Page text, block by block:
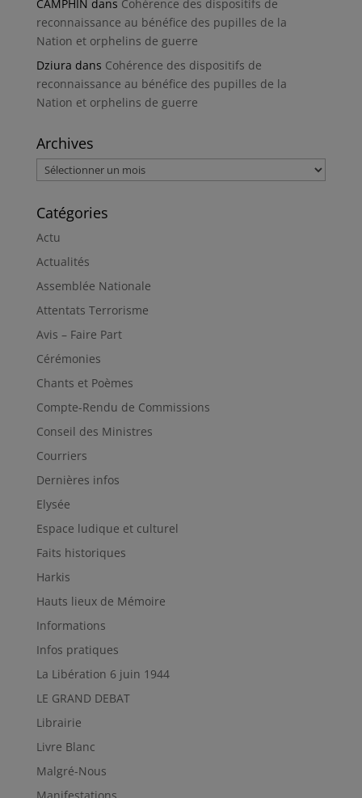
CAMPHIN dans Cohérence des dispositifs de
reconnaissance au bénéfice des pupilles de la
Nation et orphelins de guerre
Dziura dans Cohérence des dispositifs de
reconnaissance au bénéfice des pupilles de la
Nation et orphelins de guerre
Archives
Archives
Catégories
Actu
Actualités
Assemblée Nationale
Attentats Terrorisme
Avis – Faire Part
Cérémonies
Chants et Poèmes
Compte-Rendu de Commissions
Conseil des Ministres
Courriers
Dernières infos
Elysée
Espace ludique et culturel
Faits historiques
Harkis
Hauts lieux de Mémoire
Informations
Infos pratiques
La Libération 6 juin 1944
LE GRAND DEBAT
Librairie
Livre Blanc
Malgré-Nous